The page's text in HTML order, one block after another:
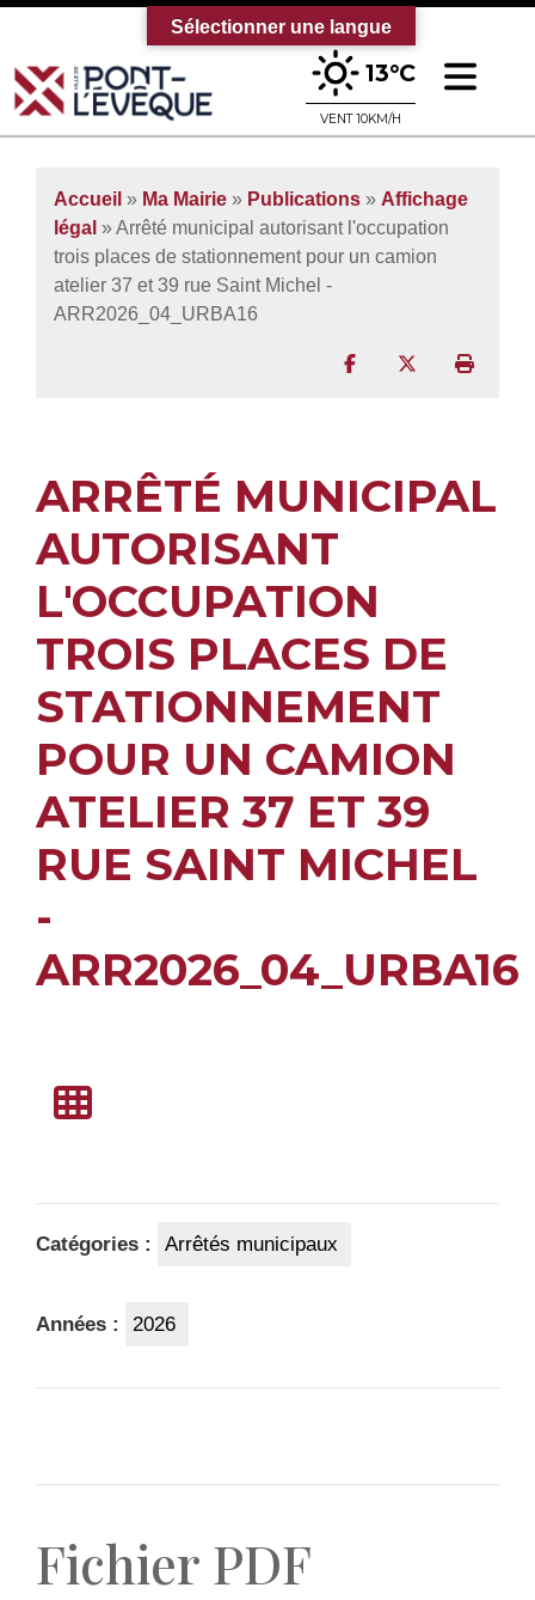
Bienvenue sur le site officiel de la
13°C
VENT 10KM/H
Accueil » Ma Mairie » Publications » Affichage
légal » Arrêté municipal autorisant l'occupation
trois places de stationnement pour un camion
atelier 37 et 39 rue Saint Michel -
ARR2026_04_URBA16
Partager surPartager sur
ARRÊTÉ MUNICIPAL
AUTORISANT
L'OCCUPATION
TROIS PLACES DE
STATIONNEMENT
POUR UN CAMION
ATELIER 37 ET 39
RUE SAINT MICHEL
-
ARR2026_04_URBA16
Catégories : Arrêtés municipaux
Années : 2026
Fichier PDF
Sélectionner une langue